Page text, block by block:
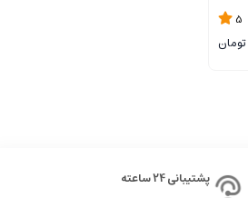
5
تومان
پشتیبانی 24 ساعته